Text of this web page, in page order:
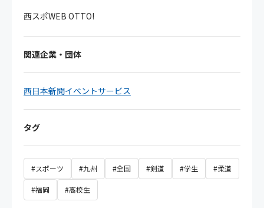
西スポWEB OTTO!
関連企業・団体
西日本新聞イベントサービス
タグ
#スポーツ #九州 #全国 #剣道 #学生 #柔道
#福岡 #高校生